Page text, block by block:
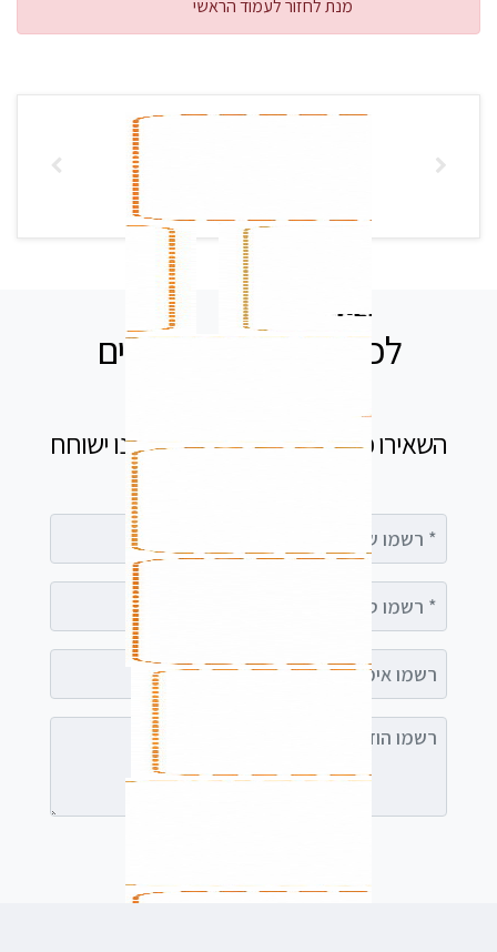
מנת לחזור לעמוד הראשי
לכל שאלה אנחנו זמינים
השאירו פרטים בטופס ומיד נציג שלנו ישוחח
רשמו אימייל (אופציונלי)
רשמו הודעה (אופציונלי)